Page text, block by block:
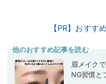
【PR】おすす
他のおすすめ記事を読む
眉メイク
NG習慣と